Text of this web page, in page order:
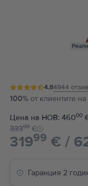
4.84944
100% от клиентите
Цена на НОВ: 46000
31999 € /
33399 €
Гаранция 2